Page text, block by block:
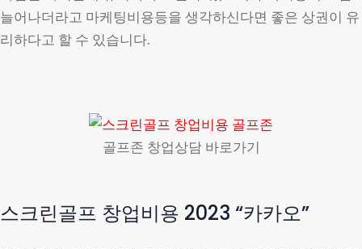
늘어나더라고 마케팅비용등을 생각하신다면 좋은 상권이 유
리하다고 할 수 있습니다.
골프존 창업상담 바로가기
스크린골프 창업비용 2023 “카카오”